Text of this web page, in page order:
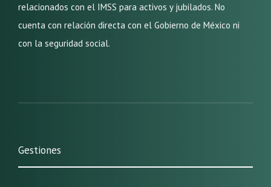
relacionados con el IMSS para activos y jubilados. No
cuenta con relación directa con el Gobierno de México ni
con la seguridad social.
Gestiones